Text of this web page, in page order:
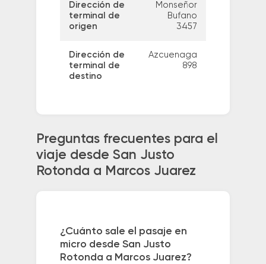
Dirección de
terminal de
origen
Monseñor
Bufano
3457
Dirección de
terminal de
destino
Azcuenaga
898
Preguntas frecuentes para el
viaje desde San Justo
Rotonda a Marcos Juarez
¿Cuánto sale el pasaje en
micro desde San Justo
Rotonda a Marcos Juarez?